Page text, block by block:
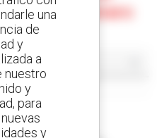
- Tolanaro
una
de
y
a
nuestro
y
para
y